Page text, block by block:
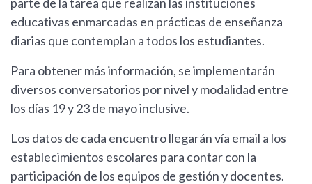
parte de la tarea que realizan las instituciones
educativas enmarcadas en prácticas de enseñanza
diarias que contemplan a todos los estudiantes.
Para obtener más información, se implementarán
diversos conversatorios por nivel y modalidad entre
los días 19 y 23 de mayo inclusive.
Los datos de cada encuentro llegarán vía email a los
establecimientos escolares para contar con la
participación de los equipos de gestión y docentes.